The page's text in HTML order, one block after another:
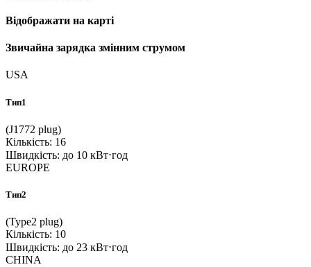
Відображати на карті
Звичайна зарядка змінним струмом
USA
Тип1
(J1772 plug)
Кількість: 16
Швидкість: до 10 кВт⋅год
EUROPE
Тип2
(Type2 plug)
Кількість: 10
Швидкість: до 23 кВт⋅год
CHINA